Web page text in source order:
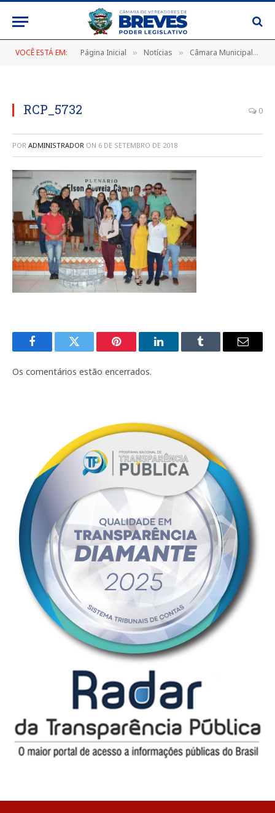
VOCÊ ESTÁ EM: Página Inicial » Notícias » Câmara Municipal com Nova Presidência
RCP_5732 0
POR ADMINISTRADOR ON 6 DE SETEMBRO DE 2018
FacebookTwitter Pinterest LinkedInTumblr
E-
Os comentários estão encerrados.